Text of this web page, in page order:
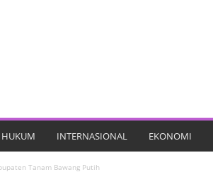
HUKUM INTERNASIONAL EKONOMI
Tanam Bawang Putih